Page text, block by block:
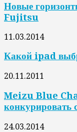
Новые
Fujitsu
11.03.2014
Какой ipad
20.11.2011
Meizu Blue
24.03.2014